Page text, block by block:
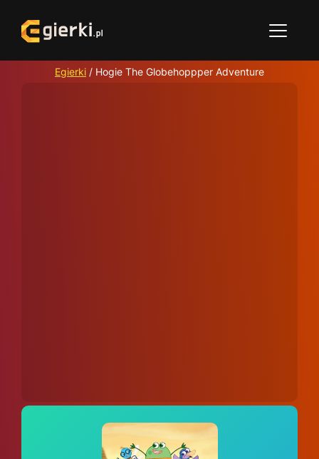
Egierki / Hogie The Globehoppper Adventure